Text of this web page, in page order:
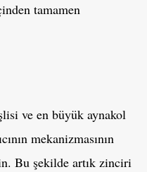
tamamen
ve en büyük aynakol
mekanizmasının
Bu şekilde artık zinciri